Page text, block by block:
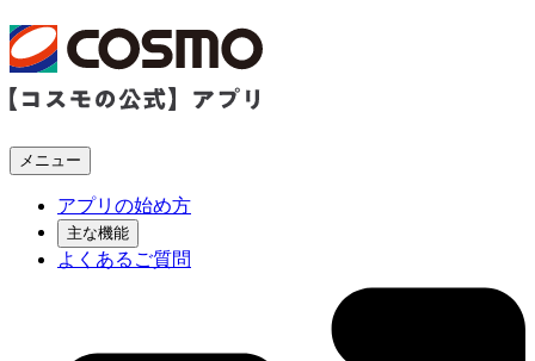
メニュー
アプリの始め方
主な機能
よくあるご質問